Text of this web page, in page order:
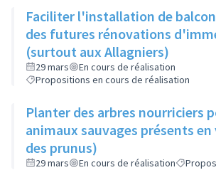
Faciliter l'installation de
des futures rénovations
(surtout aux Allagniers)
29 mars
En cours de réalisation
Propositions en cours de réalisation
Planter des arbres nourriciers
animaux sauvages présents
des prunus)
29 mars En cours de réalisation